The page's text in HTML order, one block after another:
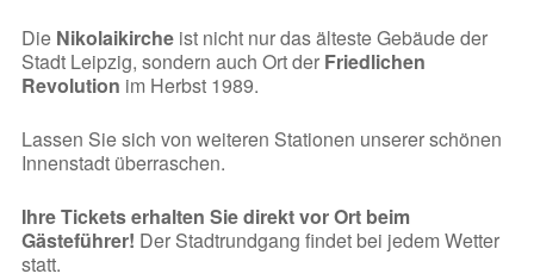
Die Nikolaikircheist nicht nur das älteste Gebäude der
Stadt Leipzig, sondern auch Ort der Friedlichen
Revolution im Herbst 1989.
Lassen Sie sich von weiteren Stationen unserer schönen
Innenstadt überraschen.
Ihre Tickets erhalten Sie direkt vor Ort beim
Gästeführer! Der Stadtrundgang findet bei jedem Wetter
statt.